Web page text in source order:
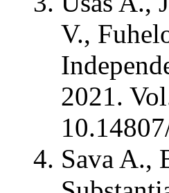
V.,
2021.
Sava A.,